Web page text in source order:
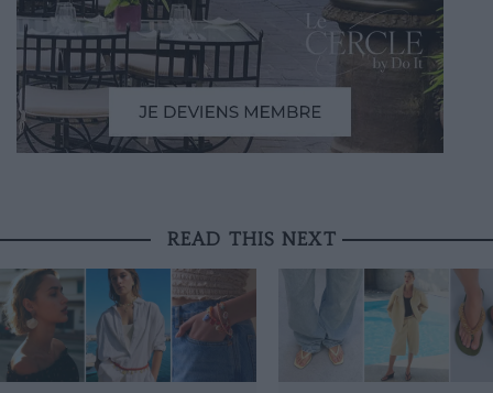
READ THIS NEXT